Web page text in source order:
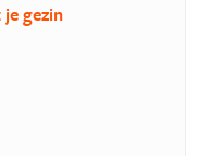
gezin